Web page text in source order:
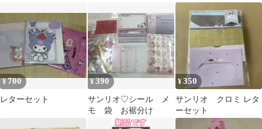
メモ シール おりが
み ポストカード
¥700
レターセット
¥390
サンリオ♡シール メ
モ 袋 お裾分け
¥350
サンリオ クロミ レタ
ーセット